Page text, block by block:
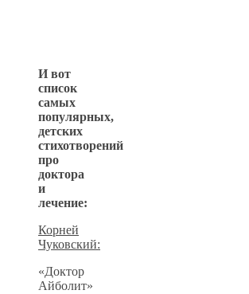
И вот
список
самых
популярных,
детских
стихотворений
про
доктора
и
лечение:
Корней
Чуковский:
«Доктор
Айболит»